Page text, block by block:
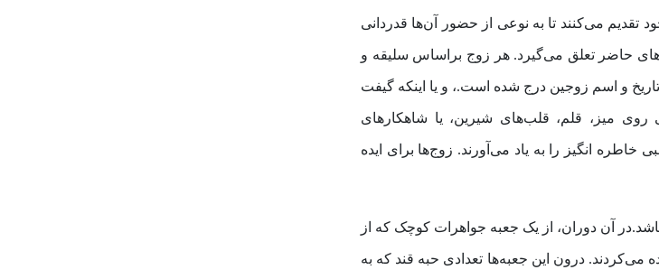
می‌کنند تا به نوعی از حضور آن‌ها قدردانی
حاضر تعلق می‌گیرد. هر زوج براساس سلیقه و
و اسم زوجین درج شده است.، و یا اینکه گیفت
میز، قلم، قلب‌های شیرین، یا شاهکارهای
انگیز را به یاد می‌آورند. زوج‌ها برای ایده
آن دوران، از یک جعبه جواهرات کوچک که از
می‌کردند. درون این جعبه‌ها تعدادی حبه قند که به